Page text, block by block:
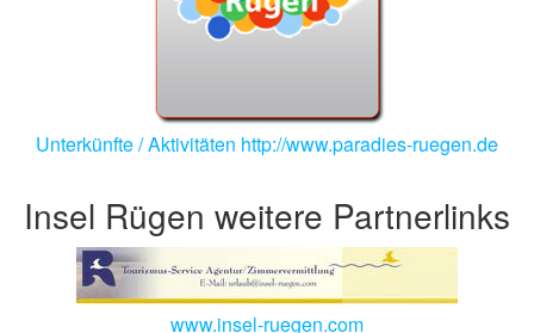
Unterkünfte / Aktivitäten http://www.paradies-ruegen.de
Insel Rügen weitere Partnerlinks
www.insel-ruegen.com